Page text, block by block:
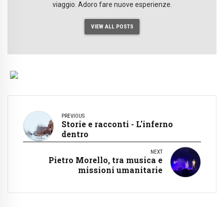
viaggio. Adoro fare nuove esperienze.
VIEW ALL POSTS
PREVIOUS
Storie e racconti - L'inferno
dentro
NEXT
Pietro Morello, tra musica e
missioni umanitarie